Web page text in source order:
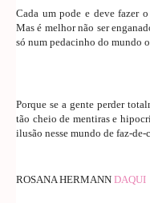
Cada um pode e deve fazer
Mas é melhor não ser
só num pedacinho do mundo
Porque se a gente perder
tão cheio de mentiras e
ilusão nesse mundo de faz-de-
ROSANA HERMANN DAQUI